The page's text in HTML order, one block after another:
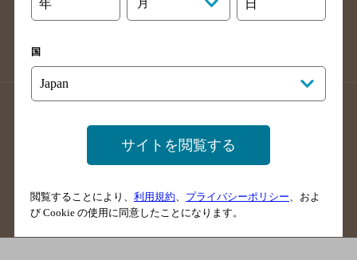
掲載店舗様ログイン
サイトマップ ご意見・ご感想
年 日
国
サイトを閲覧する
閲覧することにより、 利用規約 プライバシーポリシー 、およ
び Cookie の使用に同意したことになります。